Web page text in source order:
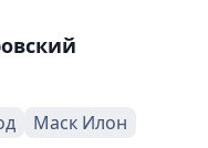
Маск Илон